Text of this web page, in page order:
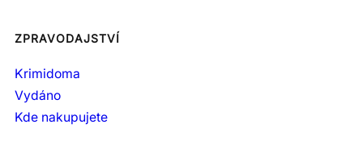
ZPRAVODAJSTVÍ
Krimidoma
Vydáno
Kde nakupujete